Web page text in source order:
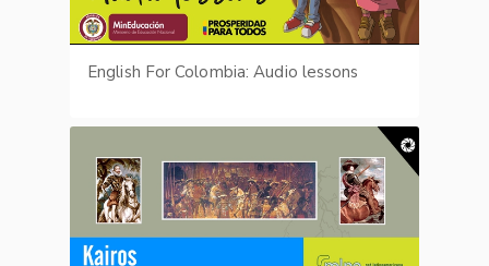
English For Colombia: Audio lessons